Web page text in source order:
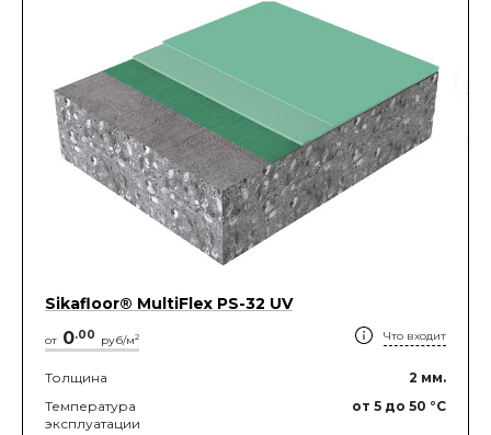
Sikafloor® MultiFlex PS-32 UV
от 0.00 руб/м2 Что входит
Толщина 2 мм.
Температура
эксплуатации
от 5 до 50 °C